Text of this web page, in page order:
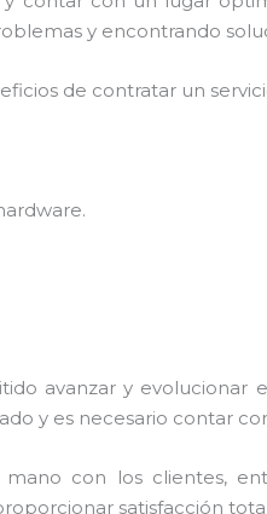
y encontrando
de contratar un
.
avanzar y evolucionar
y es necesario contar
con los clientes,
satisfacción